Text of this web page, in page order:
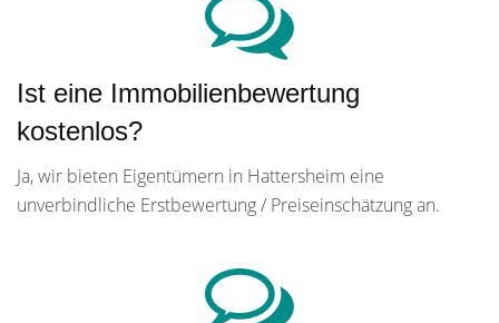
Ist eine Immobilienbewertung
kostenlos?
Ja, wir bieten Eigentümern in Hattersheim eine
unverbindliche Erstbewertung / Preiseinschätzung an.